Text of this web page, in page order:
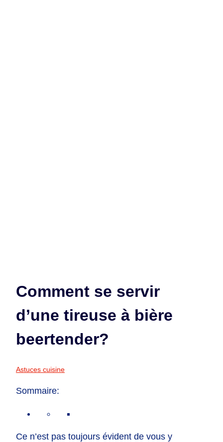
Comment se servir
d’une tireuse à bière
beertender?
Astuces cuisine
Sommaire:
Ce n’est pas toujours évident de vous y